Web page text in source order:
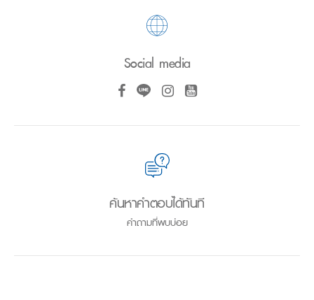
Social media
ค้นหาคำตอบได้ทันที
คำถามที่พบบ่อย